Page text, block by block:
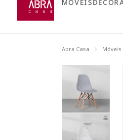
MÓVEIS
Abra Casa Móveis